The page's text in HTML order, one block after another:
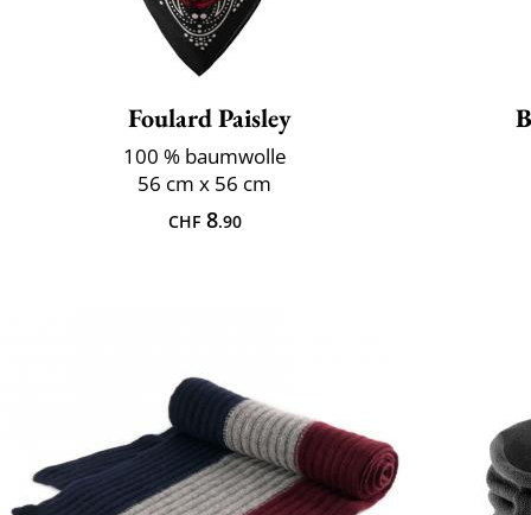
Foulard Paisley
100 % baumwolle
56 cm x 56 cm
CHF8.90